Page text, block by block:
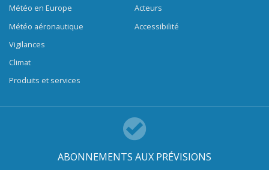
Météo en Europe
Météo aéronautique
Vigilances
Climat
Produits et services
Acteurs
Accessibilité
ABONNEMENTS AUX PRÉVISIONS